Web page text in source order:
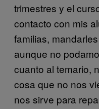
trimestres y el
contacto con mis
familias,
aunque no
cuanto al temario,
cosa que no nos
nos sirve para